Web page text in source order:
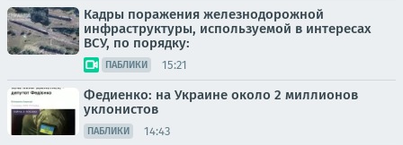
Кадры поражения железнодорожной
инфраструктуры, используемой в интересах
ВСУ, по порядку:
ПАБЛИКИ 15:21
Федиенко: на Украине около 2 миллионов
уклонистов
ПАБЛИКИ 14:43